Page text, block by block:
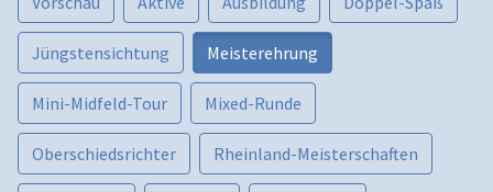
Jüngstensichtung Meisterehrung
Mini-Midfeld-Tour Mixed-Runde
Oberschiedsrichter Rheinland-Meisterschaften